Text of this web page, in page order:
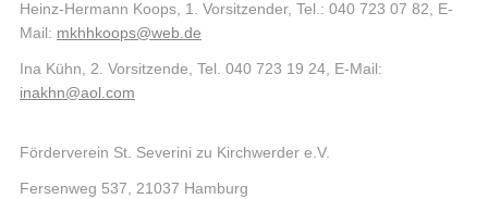
Heinz-Hermann Koops, 1. Vorsitzender, Tel.: 040 723 07 82, E-
Mail: mkhhkoops@web.de
Ina Kühn, 2. Vorsitzende, Tel. 040 723 19 24, E-Mail:
inakhn@aol.com
Förderverein St. Severini zu Kirchwerder e.V.
Fersenweg 537, 21037 Hamburg